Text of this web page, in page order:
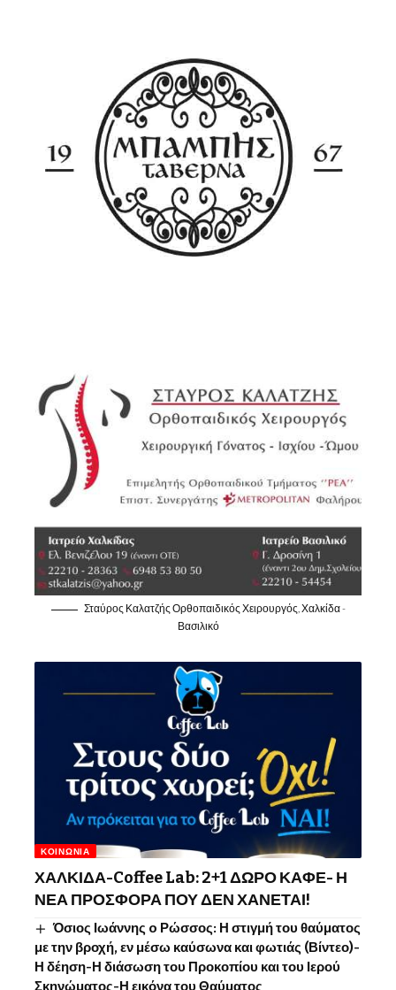
Σταύρος Καλατζής Ορθοπαιδικός Χειρουργός, Χαλκίδα -
Βασιλικό
ΚΟΙΝΩΝΊΑ
ΧΑΛΚΙΔΑ-Coffee Lab: 2+1 ΔΩΡΟ ΚΑΦΕ- Η
ΝΕΑ ΠΡΟΣΦΟΡΑ ΠΟΥ ΔΕΝ ΧΑΝΕΤΑΙ!
Όσιος Ιωάννης o Ρώσσος: Η στιγμή του θαύματος
με την βροχή, εν μέσω καύσωνα και φωτιάς (Βίντεο)-
Η δέηση-Η διάσωση του Προκοπίου και του Ιερού
Σκηνώματος-Η εικόνα του Θαύματος